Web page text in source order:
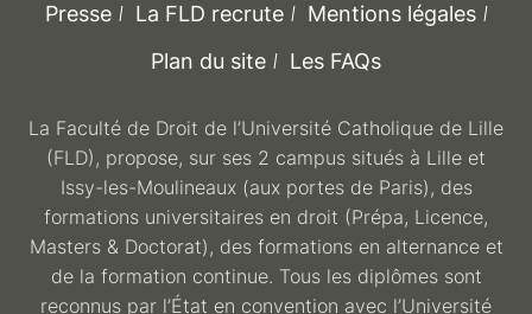
Presse La FLD recrute
Mentions légales
Plan du site
Les FAQs
La Faculté de Droit de l’Université Catholique de Lille
(FLD), propose, sur ses 2 campus situés à Lille et
Issy-les-Moulineaux (aux portes de Paris), des
formations universitaires en droit (Prépa, Licence,
Masters & Doctorat), des formations en alternance et
de la formation continue. Tous les diplômes sont
reconnus par l’État en convention avec l’Université